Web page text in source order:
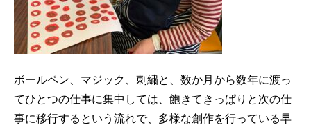
ボールペン、マジック、刺繍と、数か月から数年に渡っ
てひとつの仕事に集中しては、飽きてきっぱりと次の仕
事に移行するという流れで、多様な創作を行っている早